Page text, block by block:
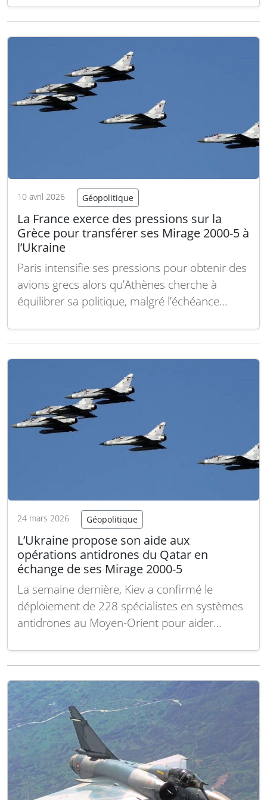
le renforcement des capacités militaires
communiqué approuvé par les ministres de la
Défense…Lire la suite
10 avril 2026 Géopolitique
La France exerce des pressions sur la
Grèce pour transférer ses Mirage 2000-5 à
l’Ukraine
Paris intensifie ses pressions pour obtenir des
avions grecs alors qu’Athènes cherche à
équilibrer sa politique, malgré l’échéance
l’échec d’une tentative de vente à l’Inde. Pour
bénéficier d’un rabais sur…
24 mars 2026 Géopolitique
L’Ukraine propose son aide aux
opérations antidrones du Qatar en
échange de ses Mirage 2000-5
La semaine dernière, Kiev a confirmé le
déploiement de 228 spécialistes en systèmes
antidrones au Moyen-Orient pour aider
attaques menées contre eux par le régime
américaine « Fureur Épique ». Le président
Volodymyr Zelensky a déclaré…Lire la suite